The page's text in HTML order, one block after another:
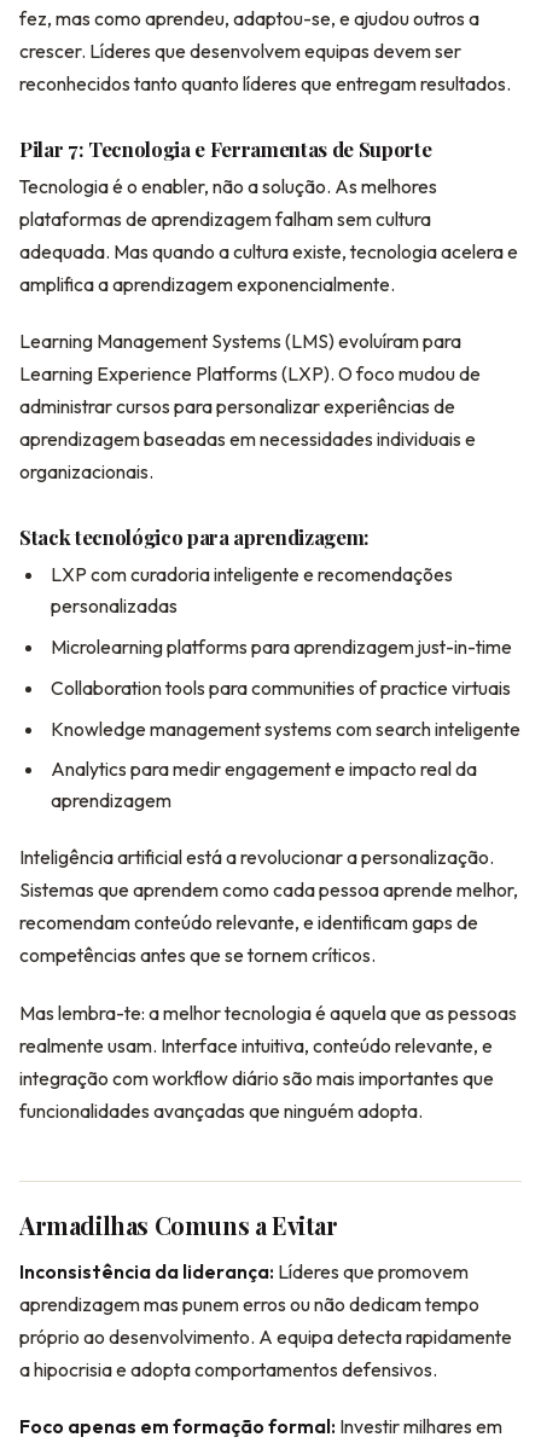
fez, mas como aprendeu, adaptou-se, e ajudou outros a
crescer. Líderes que desenvolvem equipas devem ser
reconhecidos tanto quanto líderes que entregam resultados.
Pilar 7: Tecnologia e Ferramentas de Suporte
Tecnologia é o enabler, não a solução. As melhores
plataformas de aprendizagem falham sem cultura
adequada. Mas quando a cultura existe, tecnologia acelera e
amplifica a aprendizagem exponencialmente.
Learning Management Systems (LMS) evoluíram para
Learning Experience Platforms (LXP). O foco mudou de
administrar cursos para personalizar experiências de
aprendizagem baseadas em necessidades individuais e
organizacionais.
Stack tecnológico para aprendizagem:
LXP com curadoria inteligente e recomendações
personalizadas
Microlearning platforms para aprendizagem just-in-time
Collaboration tools para communities of practice virtuais
Knowledge management systems com search inteligente
Analytics para medir engagement e impacto real da
aprendizagem
Inteligência artificial está a revolucionar a personalização.
Sistemas que aprendem como cada pessoa aprende melhor,
recomendam conteúdo relevante, e identificam gaps de
competências antes que se tornem críticos.
Mas lembra-te: a melhor tecnologia é aquela que as pessoas
realmente usam. Interface intuitiva, conteúdo relevante, e
integração com workflow diário são mais importantes que
funcionalidades avançadas que ninguém adopta.
Armadilhas Comuns a Evitar
Inconsistência da liderança: Líderes que promovem
aprendizagem mas punem erros ou não dedicam tempo
próprio ao desenvolvimento. A equipa detecta rapidamente
a hipocrisia e adopta comportamentos defensivos.
Foco apenas em formação formal: Investir milhares em